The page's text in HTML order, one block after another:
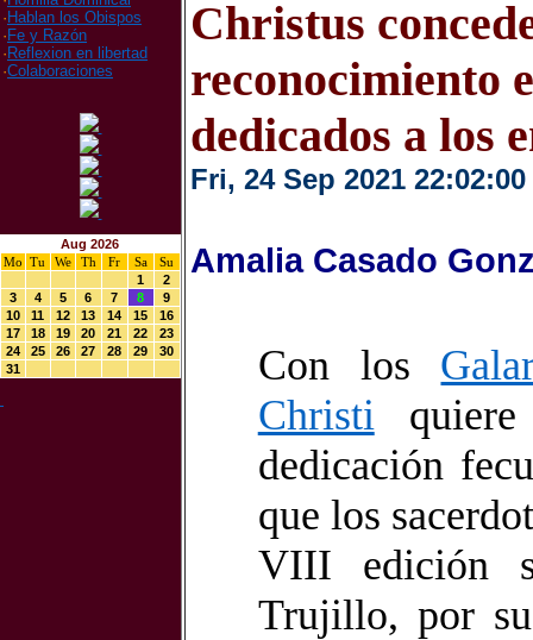
· Hablan los Obispos
· Fe y Razón
· Reflexion en libertad
·Colaboraciones
Aug 2026
Mo
Tu We Th Fr Sa
Su
1
2
3
4 5 6 7 8
9
10
11 12 13 14 15
16
17
18 19 20 21 22
23
24
25 26 27 28 29
30
31
Christus
reconocimiento
dedicados a los
Fri, 24 Sep 2021 22:02:00
Amalia Casado
Con los
Christiquiere
dedicación
que los
VIII edición
Trujillo, por